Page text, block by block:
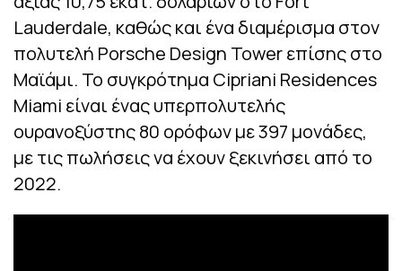
Lauderdale, καθώς και ένα διαμέρισμα στον
πολυτελή Porsche Design Tower επίσης στο
Μαϊάμι. Το συγκρότημα Cipriani Residences
Miami είναι ένας υπερπολυτελής
ουρανοξύστης 80 ορόφων με 397 μονάδες,
με τις πωλήσεις να έχουν ξεκινήσει από το
2022.